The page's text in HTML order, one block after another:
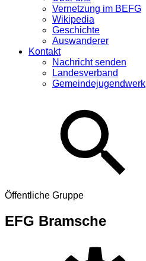
Vernetzung im BEFG
Wikipedia
Geschichte
Auswanderer
Kontakt
Nachricht senden
Landesverband
Gemeindejugendwerk
Öffentliche Gruppe
EFG Bramsche